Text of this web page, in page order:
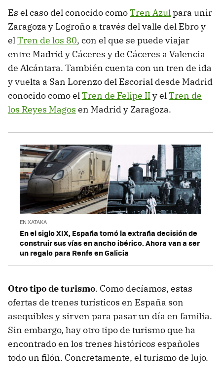
Es el caso del conocido comoTren Azulpara unir
Zaragoza y Logroño a través del valle del Ebro y
elTren de los 80, con el que se puede viajar
entre Madrid y Cáceres y de Cáceres a Valencia
de Alcántara. También cuenta con un tren de ida
y vuelta a San Lorenzo del Escorial desde Madrid
conocido como elTren de Felipe IIy elTren de
los Reyes Magos en Madrid y Zaragoza.
EN XATAKA
En el siglo XIX, España tomó la extraña decisión de
construir sus vías en ancho ibérico. Ahora van a ser
un regalo para Renfe en Galicia
Otro tipo de turismo. Como decíamos, estas
ofertas de trenes turísticos en España son
asequibles y sirven para pasar un día en familia.
Sin embargo, hay otro tipo de turismo que ha
encontrado en los trenes históricos españoles
todo un filón. Concretamente, el turismo de lujo.